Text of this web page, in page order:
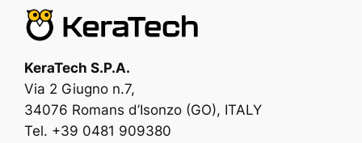
KeraTech S.P.A.
Via 2 Giugno n.7,
34076 Romans d’Isonzo (GO), ITALY
Tel. +39 0481 909380